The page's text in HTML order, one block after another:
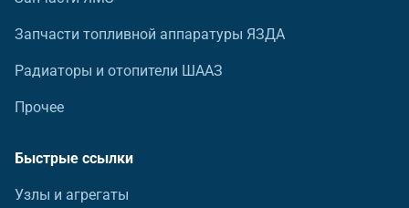
Запчасти топливной аппаратуры ЯЗДА
Радиаторы и отопители ШААЗ
Прочее
Быстрые ссылки
Узлы и агрегаты